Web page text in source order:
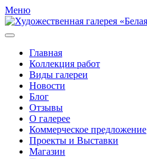
Меню
Главная
Коллекция работ
Виды галереи
Новости
Блог
Отзывы
О галерее
Коммерческое предложение
Проекты и Выставки
Магазин